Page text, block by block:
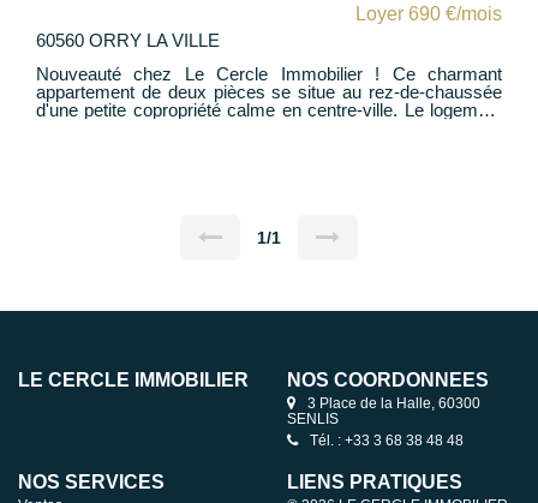
Loyer 690 €/mois
60560 ORRY LA VILLE
Nouveauté chez Le Cercle Immobilier ! Ce charmant
appartement de deux pièces se situe au rez-de-chaussée
d'une petite copropriété calme en centre-ville. Le logement
1/1
LE CERCLE IMMOBILIER NOS COORDONNÉES
3 Place de la Halle, 60300
SENLIS
Tél. : +33 3 68 38 48 48
NOS SERVICES LIENS PRATIQUES